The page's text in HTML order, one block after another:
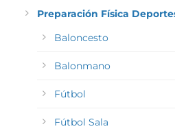
Preparación Física
Baloncesto
Balonmano
Fútbol
Fútbol Sala